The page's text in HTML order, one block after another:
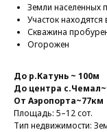
Земли населенных
Участок находятся
Скважина
Огорожен
До р.Катунь ~ 100м
До центра
От Аэропорта~77км
Площадь: 5–12 сот.
Тип недвижимости: